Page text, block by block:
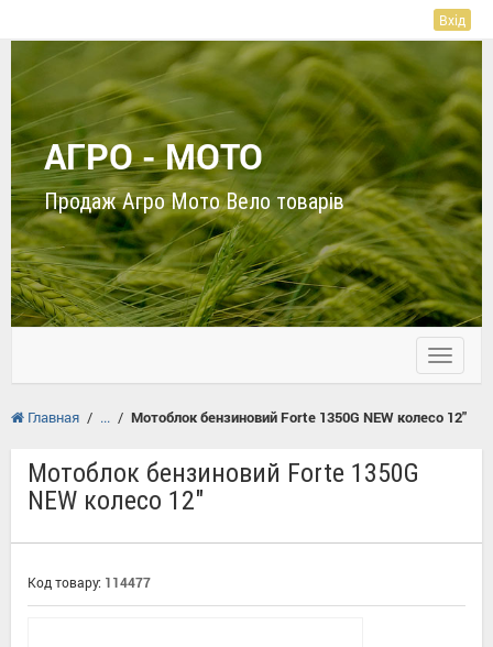
Вхід
АГРО - МОТО
Продаж Агро Мото Вело товарів
Toggle
Главная / / Мотоблок бензиновий Forte 1350G NEW колесо 12"
Мотоблок бензиновий Forte 1350G
NEW колесо 12"
Код товару: 114477